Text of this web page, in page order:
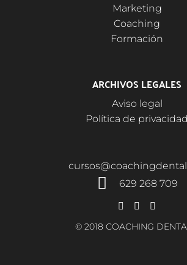
Marketing
Coaching
Formación
ARCHIVOS LEGALES
Aviso legal
Política de privacidad
629 268 709
© 2018 COACHING